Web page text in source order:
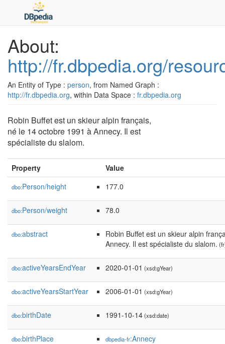
About:
http://fr.dbpedia.org/
An Entity of Type : person, from Named Graph :
http://fr.dbpedia.org, within Data Space : fr.dbpedia.org
Robin Buffet est un skieur alpin français,
né le 14 octobre 1991 à Annecy. Il est
spécialiste du slalom.
Property Value
dbo:Person/height 177.0
dbo:Person/weight 78.0
dbo:abstract
Robin Buffet est un skieur alpin
Annecy. Il est spécialiste du slalom.
dbo:activeYearsEndYear 2020-01-01 (xsd:gYear)
dbo:activeYearsStartYear 2006-01-01 (xsd:gYear)
dbo:birthDate 1991-10-14(xsd:date)
dbo:birthPlace dbpedia-fr:Annecy